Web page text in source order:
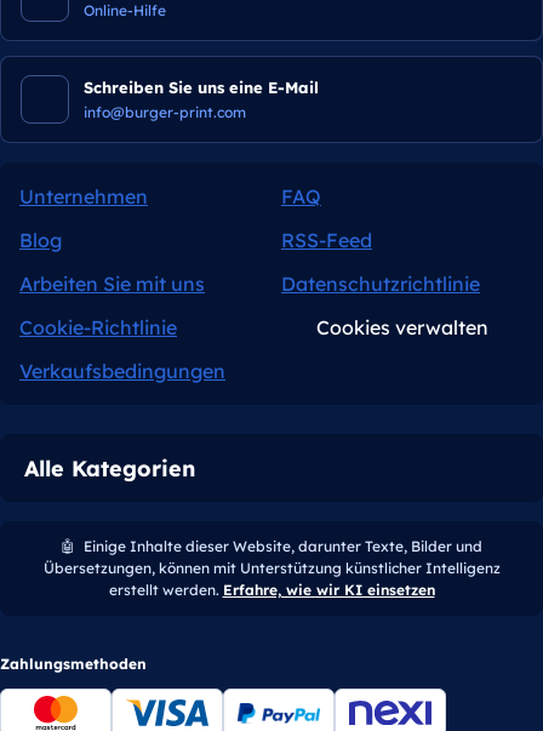
Online-Hilfe
Schreiben Sie uns eine E-Mail
info@burger-print.com
Unternehmen
FAQ
Blog
RSS-Feed
Arbeiten Sie mit uns
Datenschutzrichtlinie
Cookie-Richtlinie
Cookies verwalten
Verkaufsbedingungen
Alle Kategorien
🤖
Einige Inhalte dieser Website, darunter Texte, Bilder und
Übersetzungen, können mit Unterstützung künstlicher Intelligenz
erstellt werden. Erfahre, wie wir KI einsetzen
Zahlungsmethoden